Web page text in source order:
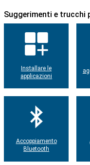
Suggerimenti e trucchi
Installare le
applicazioni
Accoppiamento
Bluetooth